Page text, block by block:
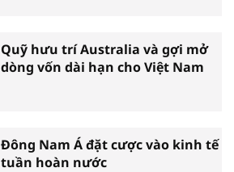
Quỹ hưu trí Australia và gợi mở
dòng vốn dài hạn cho Việt Nam
Đông Nam Á đặt cược vào kinh tế
tuần hoàn nước